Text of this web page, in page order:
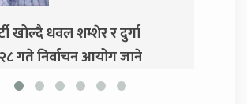
रिहा गर्न अदालतको आदेश